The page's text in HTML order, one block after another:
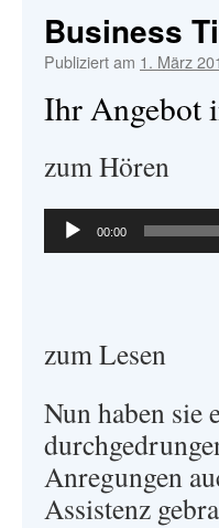
Business
Publiziert am 1. März
Ihr Angebot
zum Hören
Audio-
00:00
zum Lesen
Nun haben sie
Anregungen
Assistenz